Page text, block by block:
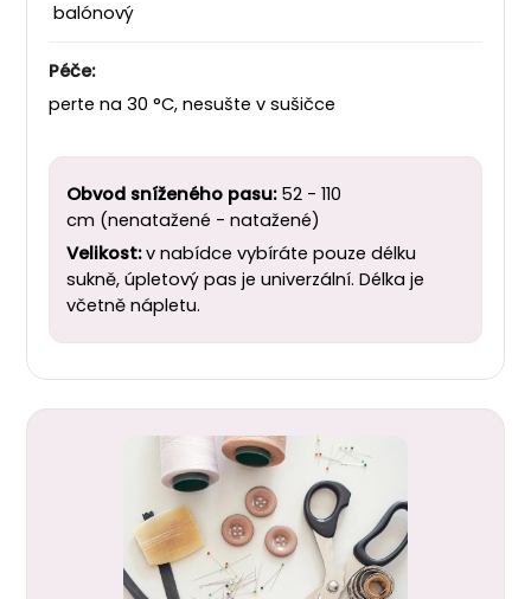
balónový
Péče:
perte na 30 °C, nesušte v sušičce
Obvod sníženého pasu: 52 - 110
cm (nenatažené - natažené)
Velikost:v nabídce vybíráte pouze délku
sukně, úpletový pas je univerzální. Délka je
včetně nápletu.